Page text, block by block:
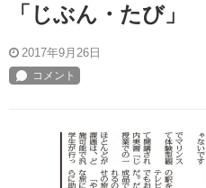
「じぶん・たび」
2017年9月26日